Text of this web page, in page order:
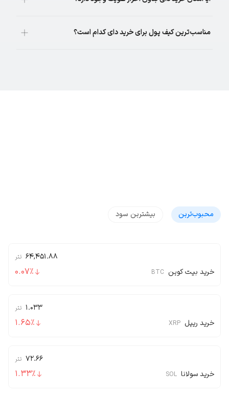
مناسب‌ترین کیف پول برای خرید دای کدام است؟
محبوب‌‌ترین بیشترین سود
64,451.88 تتر
خرید بیت کوین BTC ٪0.07
1.033 تتر
خرید ریپل XRP ٪1.65
72.66 تتر
خرید سولانا SOL ٪1.33